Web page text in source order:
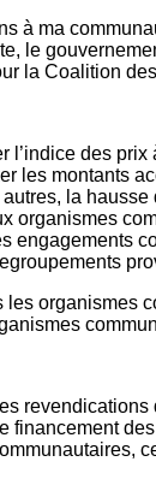
à ma
le
la Coalition
des
les montants
la
organismes
engagements
organismes
revendications